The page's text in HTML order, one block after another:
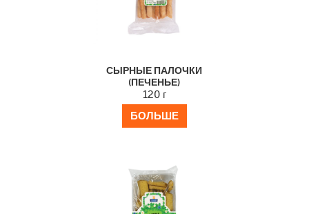
СЫРНЫЕ ПАЛОЧКИ
(ПЕЧЕНЬЕ)
120 г
БОЛЬШЕ